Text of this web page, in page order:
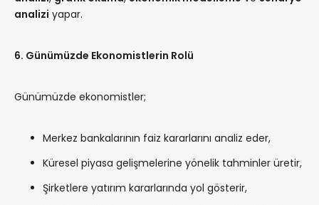
analizi yapar.
6. Günümüzde Ekonomistlerin Rolü
Günümüzde ekonomistler;
Merkez bankalarının faiz kararlarını analiz eder,
Küresel piyasa gelişmelerine yönelik tahminler üretir,
Şirketlere yatırım kararlarında yol gösterir,